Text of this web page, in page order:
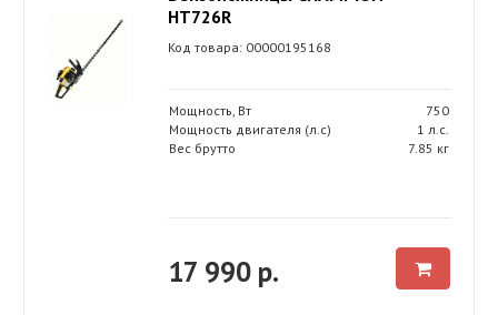
HT726R
Код товара: 00000195168
Мощность, Вт
750
Мощность двигателя (л.с)
1 л.с.
Вес брутто
7.85 кг
17 990 р.